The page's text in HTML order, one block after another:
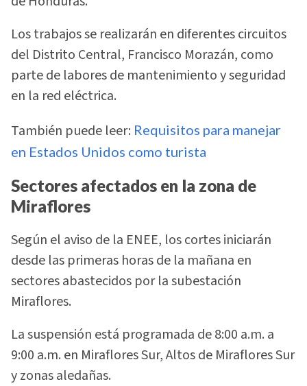
Los trabajos se realizarán en diferentes circuitos
del Distrito Central, Francisco Morazán, como
parte de labores de mantenimiento y seguridad
en la red eléctrica.
También puede leer: Requisitos para manejar
en Estados Unidos como turista
Sectores afectados en la zona de
Miraflores
Según el aviso de la ENEE, los cortes iniciarán
desde las primeras horas de la mañana en
sectores abastecidos por la subestación
Miraflores.
La suspensión está programada de 8:00 a.m. a
9:00 a.m. en Miraflores Sur, Altos de Miraflores Sur
y zonas aledañas.